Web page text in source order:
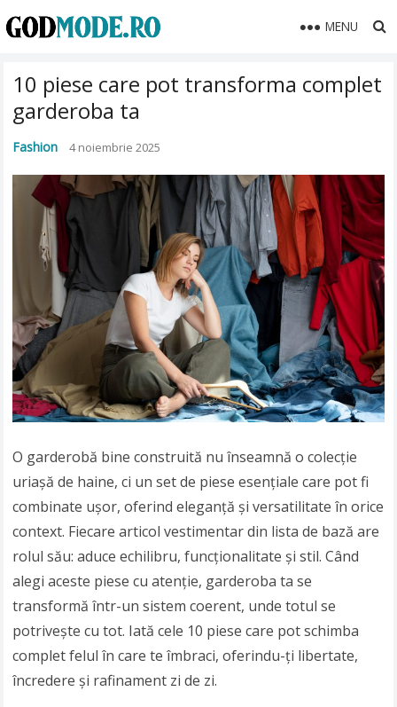
MENU
10 piese care pot transforma complet
garderoba ta
Fashion 4 noiembrie 2025
O garderobă bine construită nu înseamnă o colecție
uriașă de haine, ci un set de piese esențiale care pot fi
combinate ușor, oferind eleganță și versatilitate în orice
context. Fiecare articol vestimentar din lista de bază are
rolul său: aduce echilibru, funcționalitate și stil. Când
alegi aceste piese cu atenție, garderoba ta se
transformă într-un sistem coerent, unde totul se
potrivește cu tot. Iată cele 10 piese care pot schimba
complet felul în care te îmbraci, oferindu-ți libertate,
încredere și rafinament zi de zi.